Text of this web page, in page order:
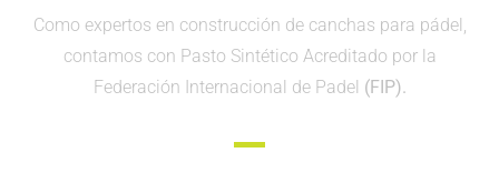
Como expertos en construcción de canchas para pádel,
contamos con Pasto Sintético Acreditado por la
Federación Internacional de Padel (FIP).